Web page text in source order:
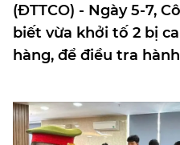
(ĐTTCO) - Ngày 5-7,
biết vừa khởi tố 2 bị
hàng, để điều tra